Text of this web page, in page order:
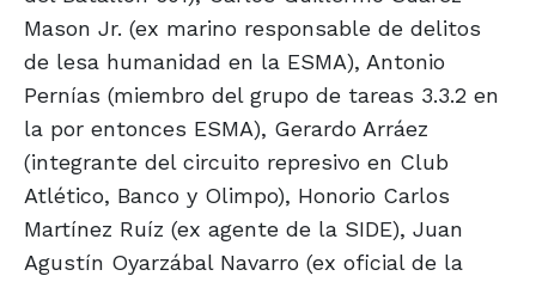
Mason Jr. (ex marino responsable de delitos
de lesa humanidad en la ESMA), Antonio
Pernías (miembro del grupo de tareas 3.3.2 en
la por entonces ESMA), Gerardo Arráez
(integrante del circuito represivo en Club
Atlético, Banco y Olimpo), Honorio Carlos
Martínez Ruíz (ex agente de la SIDE), Juan
Agustín Oyarzábal Navarro (ex oficial de la